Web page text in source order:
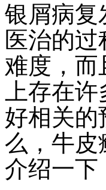
银屑病复
医治的过
难度，而
上存在
好相关的
么，牛皮
介绍一下